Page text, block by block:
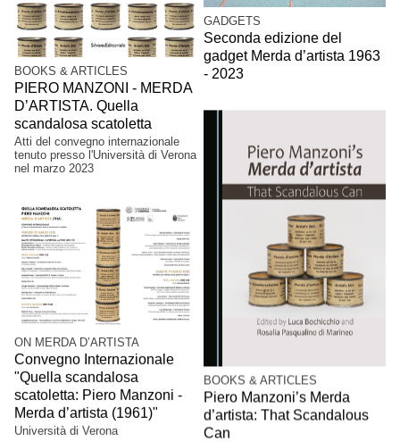
BOOKS & ARTICLES
PIERO MANZONI - MERDA
D’ARTISTA. Quella
scandalosa scatoletta
Atti del convegno internazionale
tenuto presso l'Università di Verona
nel marzo 2023
GADGETS
Seconda edizione del
gadget Merda d’artista 1963
- 2023
BOOKS & ARTICLES
Piero Manzoni’s Merda
d’artista: That Scandalous
Can
ON MERDA D’ARTISTA
Convegno Internazionale
"Quella scandalosa
scatoletta: Piero Manzoni -
Merda d’artista (1961)"
Università di Verona